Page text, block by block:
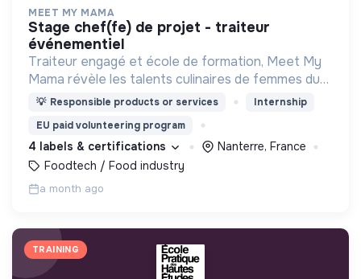
MEET MY MAMA
stage chef(fe) de projet - traiteur
événementiel
Traiteur engagé et école de formation, Meet My
Mama révèle les talents culinaires de femmes du
monde entier pour leur donner le pouvoir de vivre
💡 Responsible products or services
Internship
EU paid volunteering program
4 labels & certifications
Nanterre, France
Foodtech / Food industry
a month ago
TRAINING